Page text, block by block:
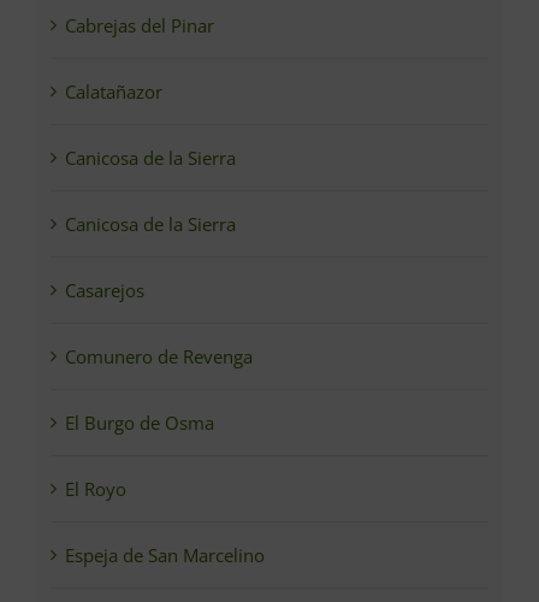
Cabrejas del Pinar
Calatañazor
Canicosa de la Sierra
Canicosa de la Sierra
Casarejos
Comunero de Revenga
El Burgo de Osma
El Royo
Espeja de San Marcelino